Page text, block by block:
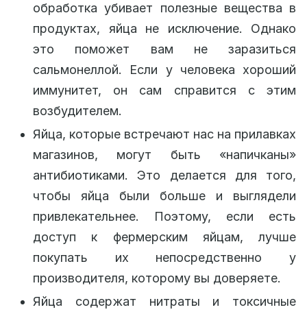
обработка убивает полезные вещества в
продуктах, яйца не исключение. Однако
это поможет вам не заразиться
сальмонеллой. Если у человека хороший
иммунитет, он сам справится с этим
возбудителем.
Яйца, которые встречают нас на прилавках
магазинов, могут быть «напичканы»
антибиотиками. Это делается для того,
чтобы яйца были больше и выглядели
привлекательнее. Поэтому, если есть
доступ к фермерским яйцам, лучше
покупать их непосредственно у
производителя, которому вы доверяете.
Яйца содержат нитраты и токсичные